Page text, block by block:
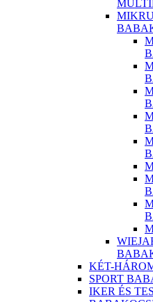
KÉT-
SPORT
IKER ÉS